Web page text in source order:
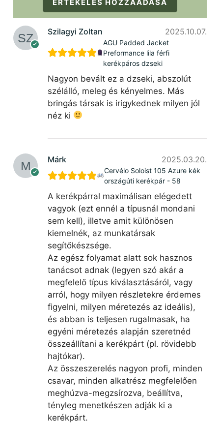
ÉRTÉKELÉS HOZZÁADÁSA
Szilagyi Zoltan 2025.10.07.
AGU Padded Jacket
Preformance lila férfi
kerékpáros dzseki
Nagyon bevált ez a dzseki, abszolút
szélálló, meleg és kényelmes. Más
bringás társak is irigykednek milyen jól
néz ki
Márk 2025.03.20.
Cervélo Soloist 105 Azure kék
országúti kerékpár - 58
A kerékpárral maximálisan elégedett
vagyok (ezt ennél a típusnál mondani
sem kell), illetve amit különösen
kiemelnék, az munkatársak
segítőkészsége.
Az egész folyamat alatt sok hasznos
tanácsot adnak (legyen szó akár a
megfelelő típus kiválasztásáról, vagy
arról, hogy milyen részletekre érdemes
figyelni, milyen méretezés az ideális),
és abban is teljesen rugalmasak, ha
egyéni méretezés alapján szeretnéd
összeállítani a kerékpárt (pl. rövidebb
hajtókar).
Az összeszerelés nagyon profi, minden
csavar, minden alkatrész megfelelően
meghúzva-megzsírozva, beállítva,
tényleg menetkészen adják ki a
kerékpárt.